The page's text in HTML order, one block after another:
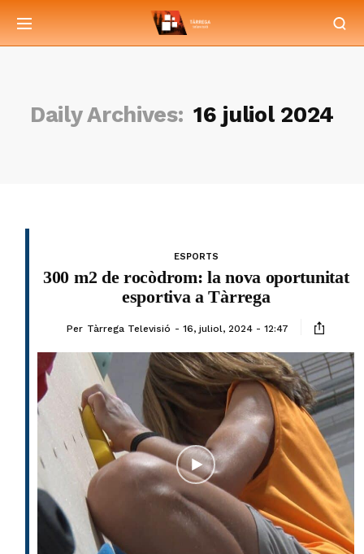
Daily Archives: 16 juliol 2024
ESPORTS
300 m2 de rocòdrom: la nova oportunitat
esportiva a Tàrrega
Per Tàrrega Televisió 16, juliol, 2024 - 12:47